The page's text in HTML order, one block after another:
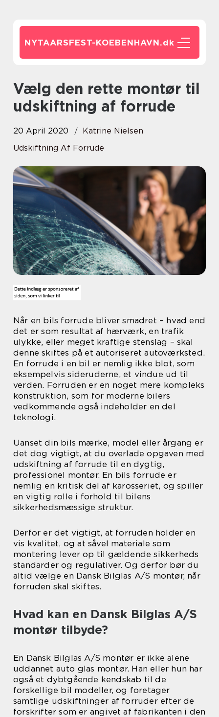
NYTAARSFEST-KOEBENHAVN.dk
Vælg den rette montør til
udskiftning af forrude
20 April 2020
Katrine Nielsen
Udskiftning Af Forrude
Når en bils forrude bliver smadret – hvad end
det er som resultat af hærværk, en trafik
ulykke, eller meget kraftige stenslag – skal
denne skiftes på et autoriseret autoværksted.
En forrude i en bil er nemlig ikke blot, som
eksempelvis sideruderne, et vindue ud til
verden. Forruden er en noget mere kompleks
konstruktion, som for moderne bilers
vedkommende også indeholder en del
teknologi.
Uanset din bils mærke, model eller årgang er
det dog vigtigt, at du overlade opgaven med
udskiftning af forrude til en dygtig,
professionel montør. En bils forrude er
nemlig en kritisk del af karosseriet, og spiller
en vigtig rolle i forhold til bilens
sikkerhedsmæssige struktur.
Derfor er det vigtigt, at forruden holder en
vis kvalitet, og at såvel materiale som
montering lever op til gældende sikkerheds
standarder og regulativer. Og derfor bør du
altid vælge en Dansk Bilglas A/S montør, når
forruden skal skiftes.
Hvad kan en Dansk Bilglas A/S
montør tilbyde?
En Dansk Bilglas A/S montør er ikke alene
uddannet auto glas montør. Han eller hun har
også et dybtgående kendskab til de
forskellige bil modeller, og foretager
samtlige udskiftninger af forruder efter de
forskrifter som er angivet af fabrikanten i den